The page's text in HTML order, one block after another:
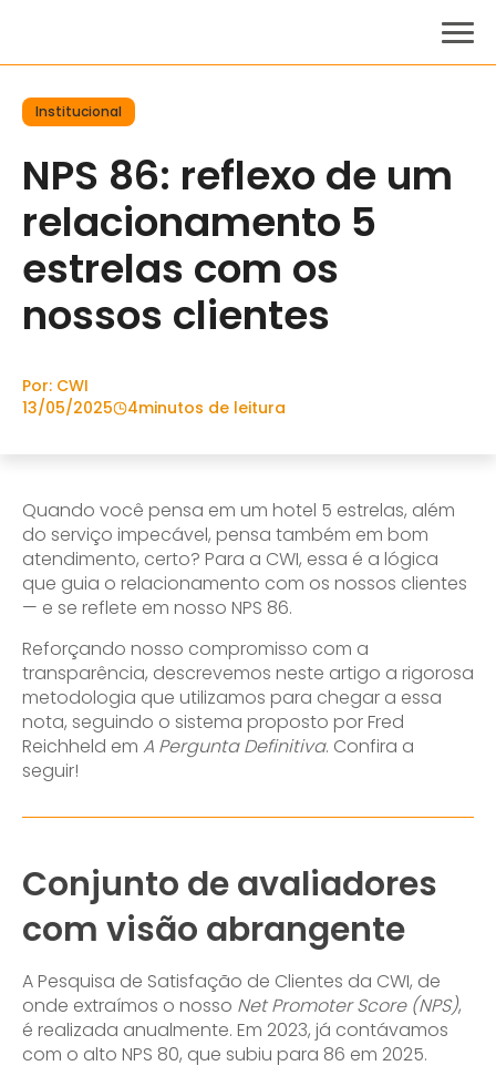
Institucional
NPS 86: reflexo de um
relacionamento 5
estrelas com os
nossos clientes
Por: CWI
13/05/2025
4minutos de leitura
Quando você pensa em um hotel 5 estrelas, além
do serviço impecável, pensa também em bom
atendimento, certo? Para a CWI, essa é a lógica
que guia o relacionamento com os nossos clientes
— e se reflete em nosso NPS 86.
Reforçando nosso compromisso com a
transparência, descrevemos neste artigo a rigorosa
metodologia que utilizamos para chegar a essa
nota, seguindo o sistema proposto por Fred
Reichheld em A Pergunta Definitiva. Confira a
seguir!
Conjunto de avaliadores
com visão abrangente
A Pesquisa de Satisfação de Clientes da CWI, de
onde extraímos o nosso Net Promoter Score (NPS),
é realizada anualmente. Em 2023, já contávamos
com o alto NPS 80, que subiu para 86 em 2025.